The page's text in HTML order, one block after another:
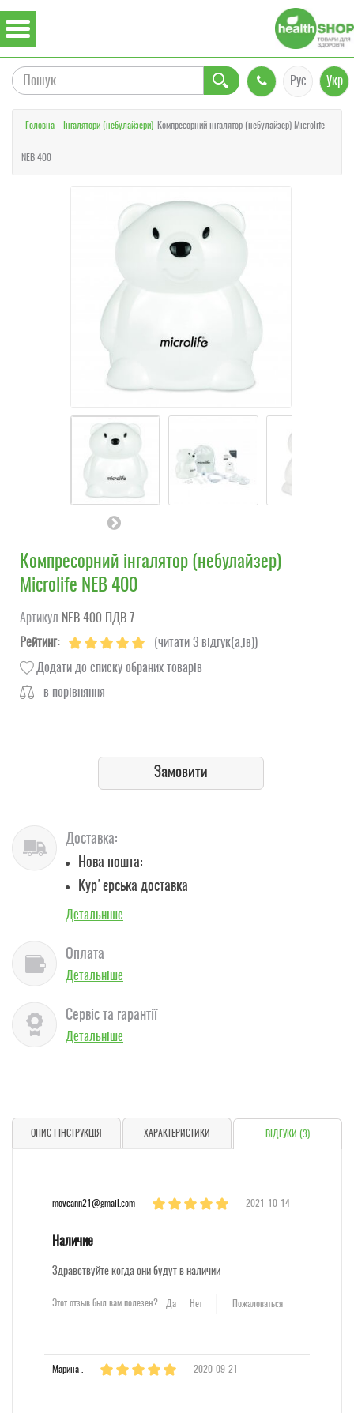
Рус Укр
Головна Інгалятори (небулайзери) Компресорний інгалятор (небулайзер) Microlife
NEB 400
Компресорний інгалятор (небулайзер)
Microlife NEB 400
Артикул NEВ 400 ПДВ 7
Рейтинг:
(читати 3 відгук(а,ів))
Додати до списку обраних товарів
- в порівняння
Замовити
Доставка:
Нова пошта:
Кур'єрська доставка
Детальніше
Оплата
Детальніше
Сервіс та гарантії
Детальніше
ОПИС І ІНСТРУКЦІЯ ХАРАКТЕРИСТИКИ ВІДГУКИ (3)
movcann21@gmail.com 2021-10-14
Наличие
Здравствуйте когда они будут в наличии
Этот отзыв был вам полезен? Да Нет Пожаловаться
Марина . 2020-09-21